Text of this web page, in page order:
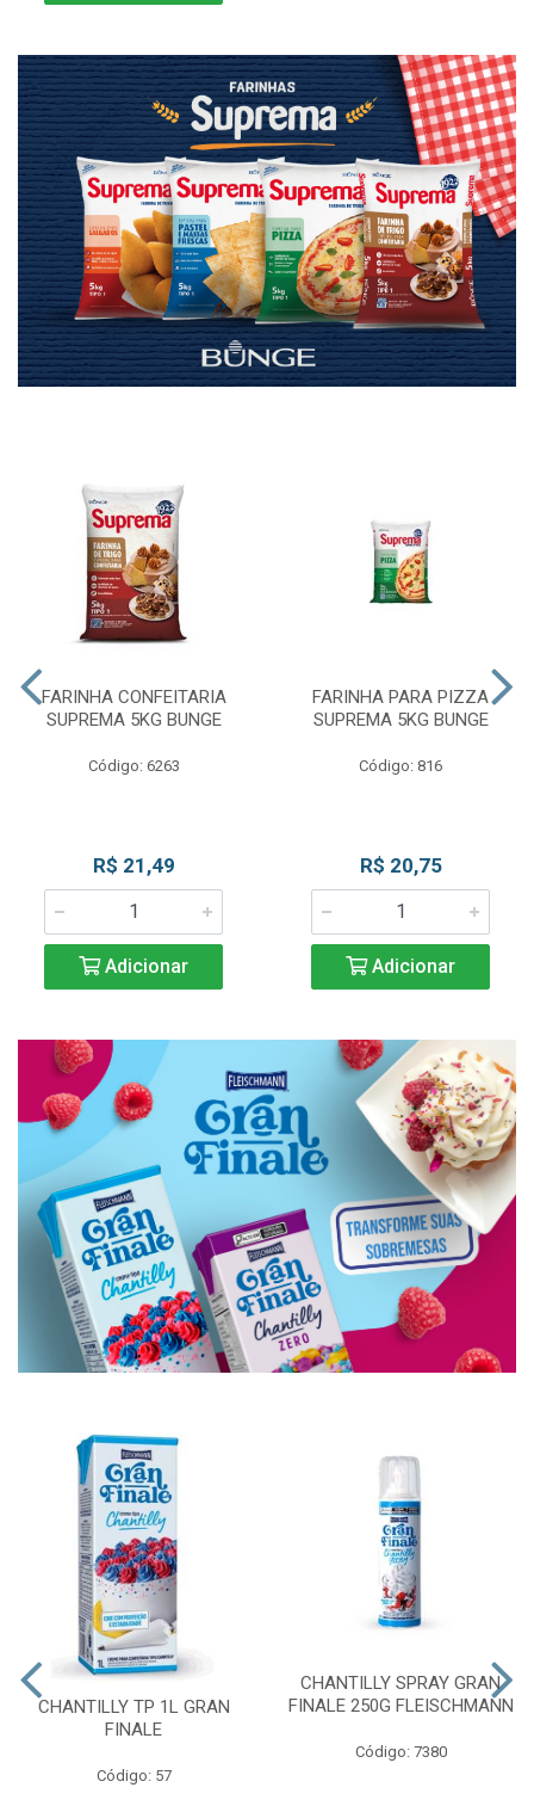
FARINHA CONFEITARIA
SUPREMA 5KG BUNGE
Código: 6263
R$ 21,49
Adicionar
FARINHA PARA PIZZA
SUPREMA 5KG BUNGE
Código: 816
R$ 20,75
Adicionar
CHANTILLY TP 1L GRAN
FINALE
Código: 57
CHANTILLY SPRAY GRAN
FINALE 250G FLEISCHMANN
Código: 7380